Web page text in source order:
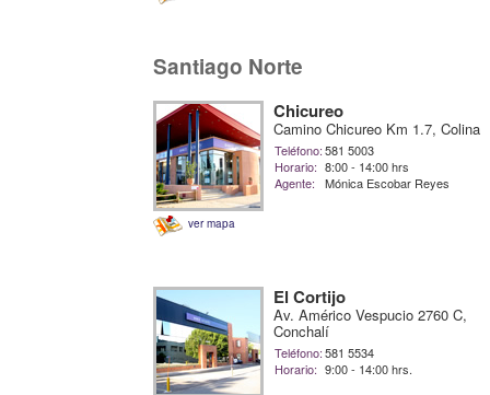
Santiago Norte
ver mapa
Chicureo
Camino Chicureo Km 1.7, Colina
Teléfono:581 5003
Horario: 8:00 - 14:00 hrs
Agente:
Mónica Escobar Reyes
El Cortijo
Av. Américo Vespucio 2760 C,
Conchalí
Teléfono:581 5534
Horario: 9:00 - 14:00 hrs.